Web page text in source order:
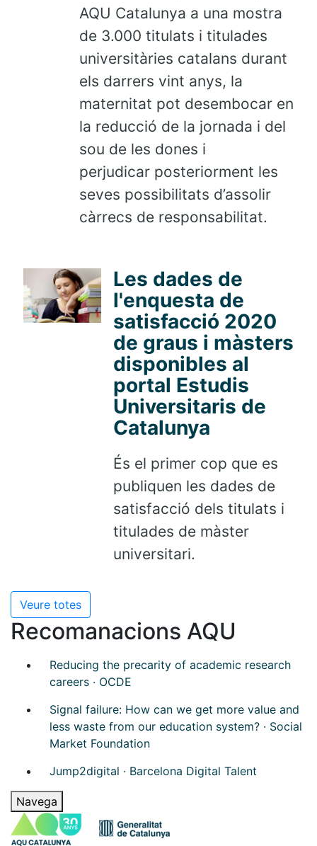
AQU Catalunya a una mostra
de 3.000 titulats i titulades
universitàries catalans durant
els darrers vint anys, la
maternitat pot desembocar en
la reducció de la jornada i del
sou de les dones i
perjudicar posteriorment les
seves possibilitats d’assolir
càrrecs de responsabilitat.
Les dades de
l'enquesta de
satisfacció 2020
de graus i màsters
disponibles al
portal Estudis
Universitaris de
Catalunya
És el primer cop que es
publiquen les dades de
satisfacció dels titulats i
titulades de màster
universitari.
Veure totes
Recomanacions AQU
Reducing the precarity of academic research
careers · OCDE
Signal failure: How can we get more value and
less waste from our education system? · Social
Market Foundation
Jump2digital · Barcelona Digital Talent
Navega